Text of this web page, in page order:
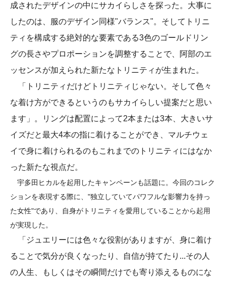
成されたデザインの中にサカイらしさを探った。大事に
したのは、服のデザイン同様"バランス"。そしてトリニ
ティを構成する絶対的な要素である3色のゴールドリン
グの長さやプロポーションを調整することで、阿部のエ
ッセンスが加えられた新たなトリニティが生まれた。
「トリニティだけどトリニティじゃない。そして色々
な着け方ができるというのもサカイらしい提案だと思い
ます」。リングは配置によって2本または3本、大きいサ
イズだと最大4本の指に着けることができ、マルチウェ
イで身に着けられるのもこれまでのトリニティにはなか
った新たな視点だ。
宇多田ヒカルを起用したキャンペーンも話題に。今回のコレク
ションを表現する際に、"独立していてパワフルな影響力を持っ
た女性"であり、自身がトリニティを愛用していることから起用
が実現した。
「ジュエリーには色々な役割がありますが、身に着け
ることで気分が良くなったり、自信が持てたり...その人
の人生、もしくはその瞬間だけでも寄り添えるものにな